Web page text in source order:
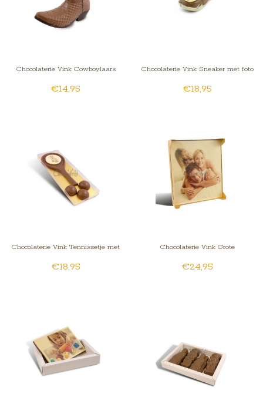
Chocolaterie Vink Cowboylaars
€14,95
Chocolaterie Vink Sneaker met foto
€18,95
Chocolaterie Vink Tennissetje met
foto
€18,95
Chocolaterie Vink Grote
chocoladekaart met foto
€24,95